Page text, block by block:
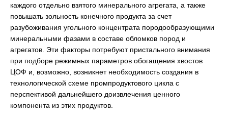
каждого отдельно взятого минерального агрегата, а также
повышать зольность конечного продукта за счет
разубоживания угольного концентрата породообразующими
минеральными фазами в составе обломков пород и
агрегатов. Эти факторы потребуют пристального внимания
при подборе режимных параметров обогащения хвостов
ЦОФ и, возможно, возникнет необходимость создания в
технологической схеме промпродуктового цикла с
перспективой дальнейшего доизвлечения ценного
компонента из этих продуктов.